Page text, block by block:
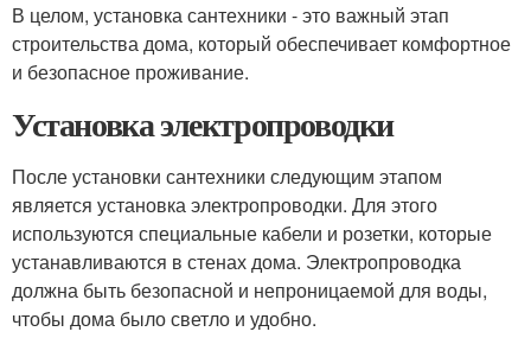
В целом, установка сантехники - это важный этап
строительства дома, который обеспечивает комфортное
и безопасное проживание.
Установка электропроводки
После установки сантехники следующим этапом
является установка электропроводки. Для этого
используются специальные кабели и розетки, которые
устанавливаются в стенах дома. Электропроводка
должна быть безопасной и непроницаемой для воды,
чтобы дома было светло и удобно.